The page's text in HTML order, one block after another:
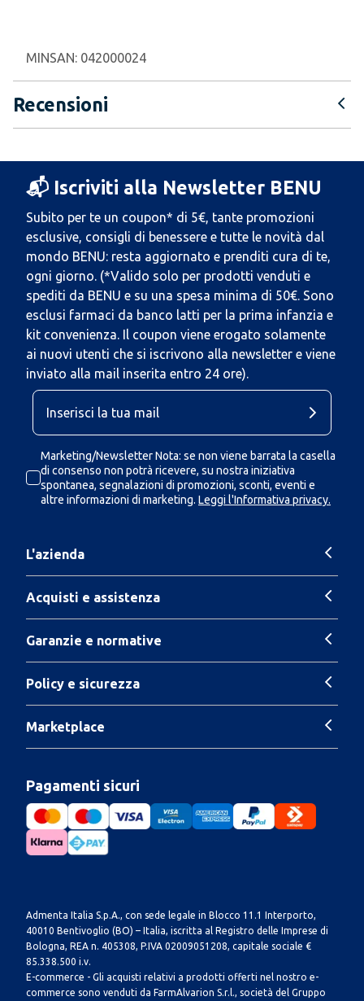
MINSAN: 042000024
Recensioni
📬 Iscriviti alla Newsletter BENU
Subito per te un coupon* di 5€, tante promozioni
esclusive, consigli di benessere e tutte le novità dal
mondo BENU: resta aggiornato e prenditi cura di te,
ogni giorno. (*Valido solo per prodotti venduti e
spediti da BENU e su una spesa minima di 50€. Sono
esclusi farmaci da banco latti per la prima infanzia e
kit convenienza. Il coupon viene erogato solamente
ai nuovi utenti che si iscrivono alla newsletter e viene
inviato alla mail inserita entro 24 ore).
Marketing/Newsletter Nota: se non viene barrata la casella
di consenso non potrà ricevere, su nostra iniziativa
spontanea, segnalazioni di promozioni, sconti, eventi e
altre informazioni di marketing. Leggi l'Informativa privacy.
L'azienda
Acquisti e assistenza
Garanzie e normative
Policy e sicurezza
Marketplace
Pagamenti sicuri
Admenta Italia S.p.A., con sede legale in Blocco 11.1 Interporto,
40010 Bentivoglio (BO) – Italia, iscritta al Registro delle Imprese di
Bologna, REA n. 405308, P.IVA 02009051208, capitale sociale €
85.338.500 i.v.
E-commerce - Gli acquisti relativi a prodotti offerti nel nostro e-
commerce sono venduti da FarmAlvarion S.r.l., società del Gruppo